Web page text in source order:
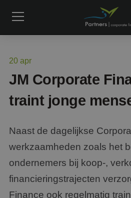
20 apr
JM Corporate
traint jonge
Naast de dagelijkse
werkzaamheden zoals het
ondernemers bij koop-,
financieringstrajecten
Finance ook regelmatig